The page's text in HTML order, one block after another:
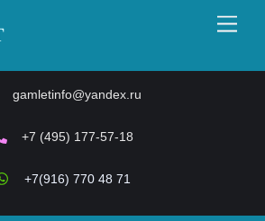
gamletinfo@yandex.ru
+7 (495) 177-57-18
+7(916) 770 48 71